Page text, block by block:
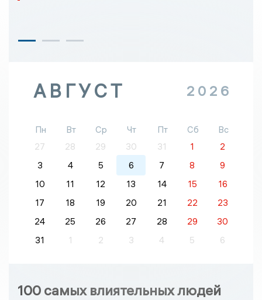
АВГУСТ 2026
Пн Вт Ср Чт Пт Сб
Вс
27
28 29 30 31 1
2
3
4 5 6 7 8
9
10
11 12 13 14 15
16
17
18 19 20 21 22
23
24
25 26 27 28 29
30
31
1 2 3 4 5 6
100 самых влиятельных людей